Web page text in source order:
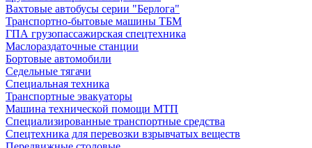
Вахтовые автобусы серии "Берлога"
Транспортно-бытовые машины ТБМ
ГПА грузопассажирская спецтехника
Маслораздаточные станции
Бортовые автомобили
Седельные тягачи
Специальная техника
Транспортные эвакуаторы
Машина технической помощи МТП
Специализированные транспортные средства
Спецтехника для перевозки взрывчатых веществ